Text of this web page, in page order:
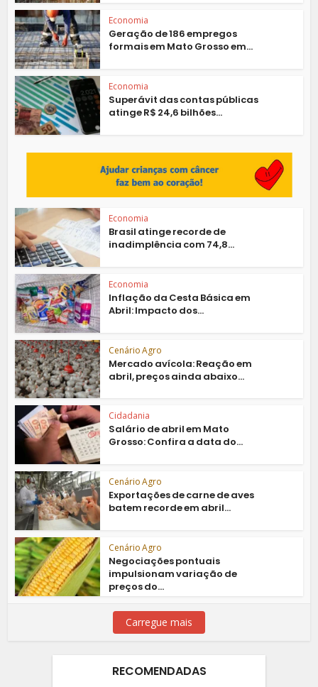
Economia
Geração de 186 empregos
formais em Mato Grosso em...
Economia
Superávit das contas públicas
atinge R$ 24,6 bilhões...
Economia
Brasil atinge recorde de
inadimplência com 74,8...
Economia
Inflação da Cesta Básica em
Abril: Impacto dos...
Cenário Agro
Mercado avícola: Reação em
abril, preços ainda abaixo...
Cidadania
Salário de abril em Mato
Grosso: Confira a data do...
Cenário Agro
Exportações de carne de aves
batem recorde em abril...
Cenário Agro
Negociações pontuais
impulsionam variação de
preços do...
Carregue mais
RECOMENDADAS